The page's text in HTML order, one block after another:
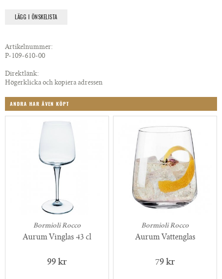
LÄGG I ÖNSKELISTA
Artikelnummer:
P-109-610-00
Direktlänk:
Högerklicka och kopiera adressen
ANDRA HAR ÄVEN KÖPT
Bormioli Rocco
Aurum Vinglas 43 cl
99 kr
Bormioli Rocco
Aurum Vattenglas
79 kr